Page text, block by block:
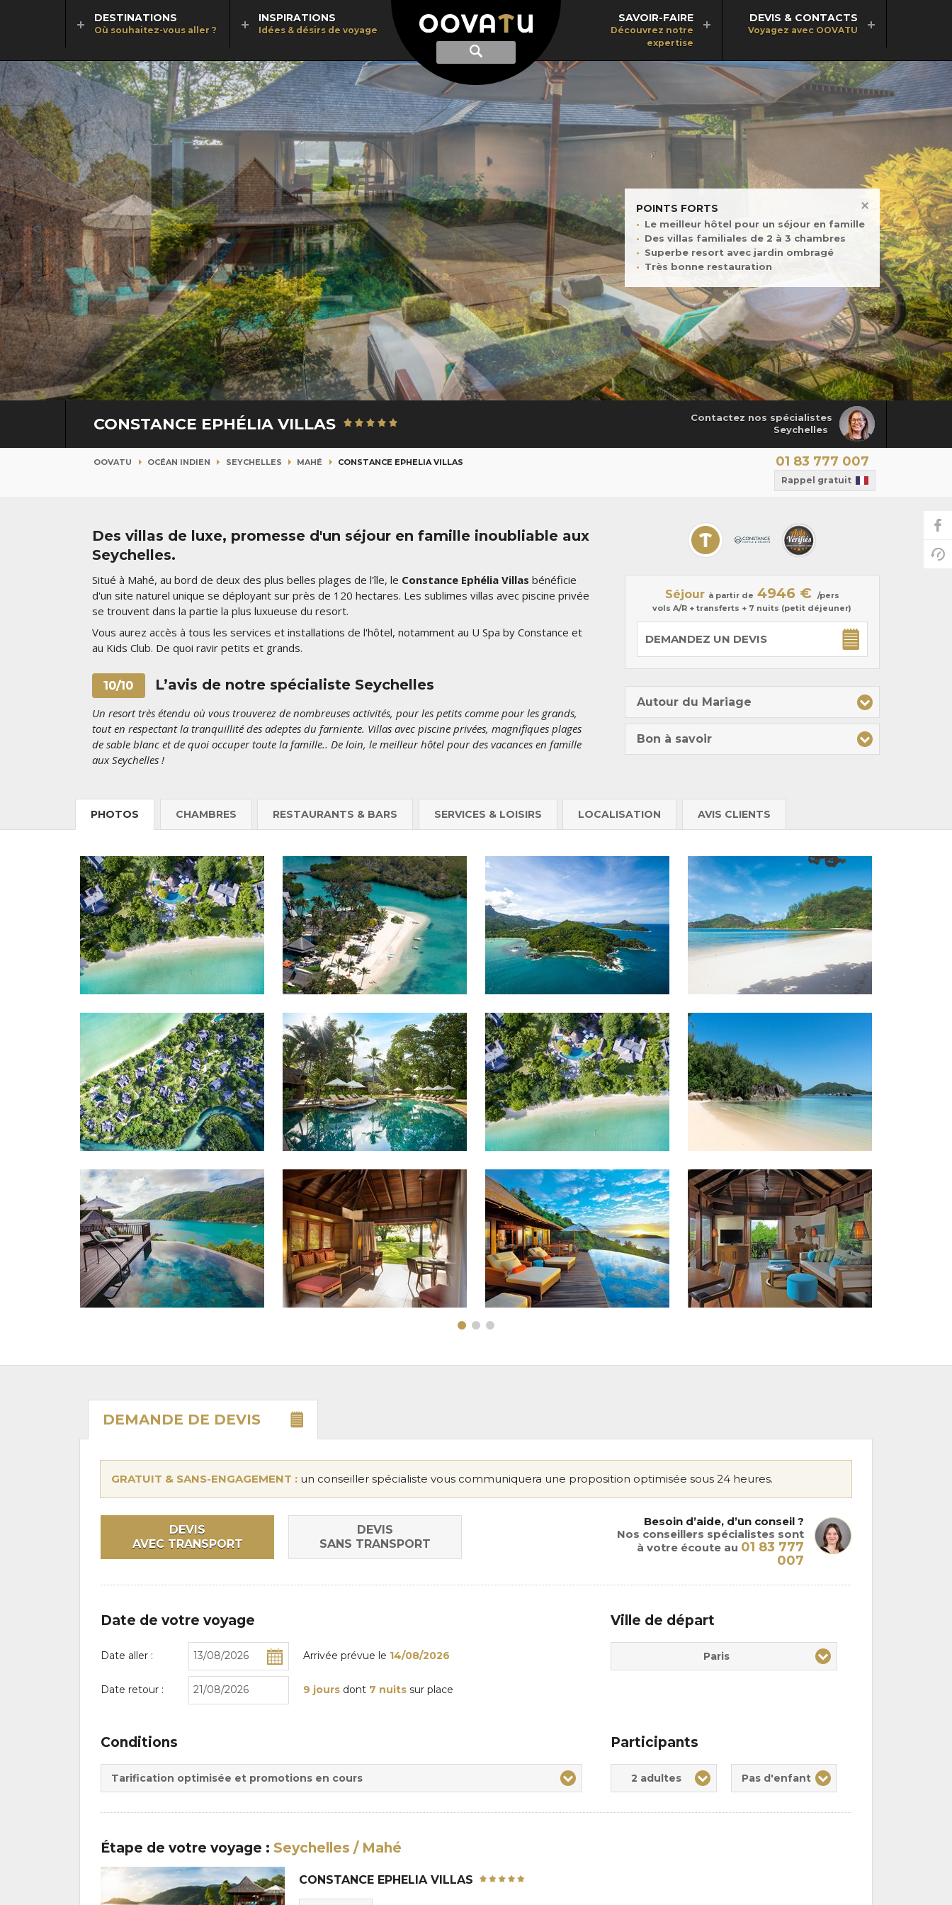
Afficher
recherche
Recherche
DESTINATIONS
Où souhaitez-vous aller ?
INSPIRATIONS
Idées & désirs de voyage
SAVOIR-FAIRE
Découvrez notre
expertise
DEVIS & CONTACTS
Voyagez avec OOVATU
POINTS FORTS
Le meilleur hôtel pour un séjour en famille
Des villas familiales de 2 à 3 chambres
Superbe resort avec jardin ombragé
Très bonne restauration
CONSTANCE EPHÉLIA VILLAS
Contactez nos spécialistes
Seychelles
OOVATU OCÉAN INDIEN SEYCHELLES MAHÉ CONSTANCE EPHELIA VILLAS 01 83 777 007
Rappel gratuit
Des villas de luxe, promesse d'un séjour en famille inoubliable aux
Seychelles.
Situé à Mahé, au bord de deux des plus belles plages de l'île, le Constance Ephélia Villas bénéficie
d'un site naturel unique se déployant sur près de 120 hectares. Les sublimes villas avec piscine privée
se trouvent dans la partie la plus luxueuse du resort.
Vous aurez accès à tous les services et installations de l'hôtel, notamment au U Spa by Constance et
au Kids Club. De quoi ravir petits et grands.
10/10 L’avis de notre spécialiste Seychelles
Un resort très étendu où vous trouverez de nombreuses activités, pour les petits comme pour les grands,
tout en respectant la tranquillité des adeptes du farniente. Villas avec piscine privées, magnifiques plages
de sable blanc et de quoi occuper toute la famille.. De loin, le meilleur hôtel pour des vacances en famille
aux Seychelles !
Séjour à partir de 4946 € /pers
vols A/R + transferts + 7 nuits (petit déjeuner)
DEMANDEZ UN DEVIS
Autour du Mariage
Bon à savoir
PHOTOS CHAMBRES RESTAURANTS & BARS SERVICES & LOISIRS LOCALISATION AVIS CLIENTS
DEMANDE DE DEVIS
GRATUIT & SANS-ENGAGEMENT : un conseiller spécialiste vous communiquera une proposition optimisée sous 24 heures.
DEVIS
AVEC TRANSPORT
DEVIS
SANS TRANSPORT
Besoin d’aide, d’un conseil ?
Nos conseillers spécialistes sont
à votre écoute au 01 83 777
007
Date de votre voyage
Date aller : Arrivée prévue le 14/08/2026
Date retour : 9 jours dont 7 nuits sur place
Ville de départ
Paris
Conditions
Tarification optimisée et promotions en cours
Participants
2 adultes Pas d'enfant
Étape de votre voyage : Seychelles / Mahé
CONSTANCE EPHELIA VILLAS